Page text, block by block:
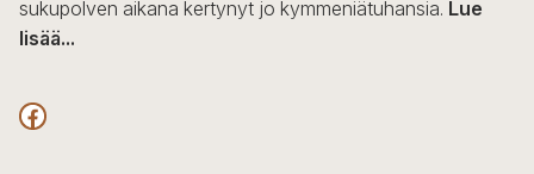
sukupolven aikana kertynyt jo kymmeniätuhansia. Lue
lisää...
F